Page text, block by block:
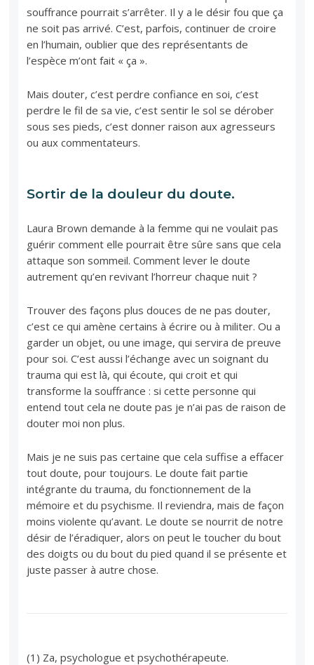
souffrance pourrait s’arrêter. Il y a le désir fou que ça
ne soit pas arrivé. C’est, parfois, continuer de croire
en l’humain, oublier que des représentants de
l’espèce m’ont fait « ça ».
Mais douter, c’est perdre confiance en soi, c’est
perdre le fil de sa vie, c’est sentir le sol se dérober
sous ses pieds, c’est donner raison aux agresseurs
ou aux commentateurs.
Sortir de la douleur du doute.
Laura Brown demande à la femme qui ne voulait pas
guérir comment elle pourrait être sûre sans que cela
attaque son sommeil. Comment lever le doute
autrement qu’en revivant l’horreur chaque nuit ?
Trouver des façons plus douces de ne pas douter,
c’est ce qui amène certains à écrire ou à militer. Ou a
garder un objet, ou une image, qui servira de preuve
pour soi. C’est aussi l’échange avec un soignant du
trauma qui est là, qui écoute, qui croit et qui
transforme la souffrance : si cette personne qui
entend tout cela ne doute pas je n’ai pas de raison de
douter moi non plus.
Mais je ne suis pas certaine que cela suffise a effacer
tout doute, pour toujours. Le doute fait partie
intégrante du trauma, du fonctionnement de la
mémoire et du psychisme. Il reviendra, mais de façon
moins violente qu’avant. Le doute se nourrit de notre
désir de l’éradiquer, alors on peut le toucher du bout
des doigts ou du bout du pied quand il se présente et
juste passer à autre chose.
(1) Za, psychologue et psychothérapeute.